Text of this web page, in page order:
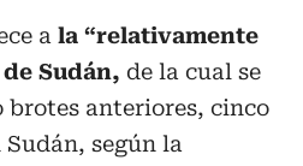
a la “relativamente
Sudán, de la cual se
brotes anteriores, cinco
según la